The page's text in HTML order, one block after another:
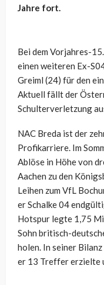
Jahre fort.
Bei dem Vorjahres-
einen weiteren Ex-
Greiml (24) für den
Aktuell fällt der
Schulterverletzung
NAC Breda ist der
Profikarriere. Im
Ablöse in Höhe von
Aachen zu den
Leihen zum VfL
er Schalke 04
Hotspur legte 1,75
Sohn britisch-
holen. In seiner
er 13 Treffer erzielte